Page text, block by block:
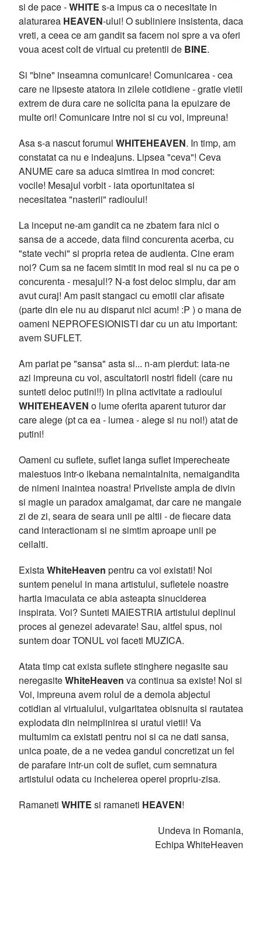
si de pace -WHITE s-a impus ca o necesitate in
alaturarea HEAVEN-ului! O subliniere insistenta, daca
vreti, a ceea ce am gandit sa facem noi spre a va oferi
voua acest colt de virtual cu pretentii de BINE.
Si "bine" inseamna comunicare! Comunicarea - cea
care ne lipseste atatora in zilele cotidiene - gratie vietii
extrem de dura care ne solicita pana la epuizare de
multe ori! Comunicare intre noi si cu voi, impreuna!
Asa s-a nascut forumul WHITEHEAVEN. In timp, am
constatat ca nu e indeajuns. Lipsea "ceva"! Ceva
ANUME care sa aduca simtirea in mod concret:
vocile! Mesajul vorbit - iata oportunitatea si
necesitatea "nasterii" radioului!
La inceput ne-am gandit ca ne zbatem fara nici o
sansa de a accede, data fiind concurenta acerba, cu
"state vechi" si propria retea de audienta. Cine eram
noi? Cum sa ne facem simtit in mod real si nu ca pe o
concurenta - mesajul!? N-a fost deloc simplu, dar am
avut curaj! Am pasit stangaci cu emotii clar afisate
(parte din ele nu au disparut nici acum! :P ) o mana de
oameni NEPROFESIONISTI dar cu un atu important:
avem SUFLET.
Am pariat pe "sansa" asta si... n-am pierdut: iata-ne
azi impreuna cu voi, ascultatorii nostri fideli (care nu
sunteti deloc putini!!) in plina activitate a radioului
WHITEHEAVEN o lume oferita aparent tuturor dar
care alege (pt ca ea - lumea - alege si nu noi!) atat de
putini!
Oameni cu suflete, suflet langa suflet imperecheate
maiestuos intr-o ikebana nemaintalnita, nemaigandita
de nimeni inaintea noastra! Priveliste ampla de divin
si magie un paradox amalgamat, dar care ne mangaie
zi de zi, seara de seara unii pe altii - de fiecare data
cand interactionam si ne simtim aproape unii pe
ceilalti.
ExistaWhiteHeaven pentru ca voi existati! Noi
suntem penelul in mana artistului, sufletele noastre
hartia imaculata ce abia asteapta sinuciderea
inspirata. Voi? Sunteti MAIESTRIA artistului deplinul
proces al genezei adevarate! Sau, altfel spus, noi
suntem doar TONUL voi faceti MUZICA.
Atata timp cat exista suflete stinghere negasite sau
neregasiteWhiteHeaven va continua sa existe! Noi si
Voi, impreuna avem rolul de a demola abjectul
cotidian al virtualului, vulgaritatea obisnuita si rautatea
explodata din neimplinirea si uratul vietii! Va
multumim ca existati pentru noi si ca ne dati sansa,
unica poate, de a ne vedea gandul concretizat un fel
de parafare intr-un colt de suflet, cum semnatura
artistului odata cu incheierea operei propriu-zisa.
Ramaneti WHITE si ramaneti HEAVEN!
Undeva in Romania,
Echipa WhiteHeaven